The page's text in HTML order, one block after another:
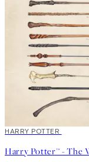
50%*
HARRY POTTER